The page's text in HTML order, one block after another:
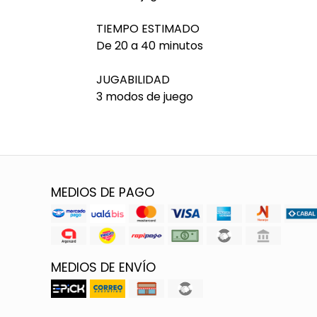
TIEMPO ESTIMADO
De 20 a 40 minutos
JUGABILIDAD
3 modos de juego
MEDIOS DE PAGO
MEDIOS DE ENVÍO